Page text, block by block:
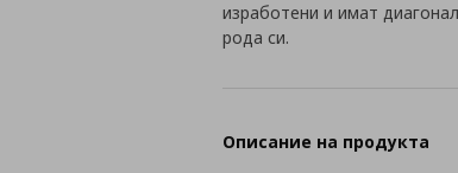
изработени и имат
рода си.
Описание на продукта